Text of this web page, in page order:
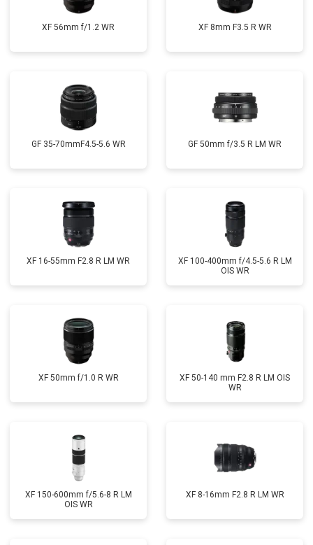
XF 56mm f/1.2 WR XF 8mm F3.5 R WR
GF 35-70mmF4.5-5.6 WR GF 50mm f/3.5 R LM WR
XF 16-55mm F2.8 R LM WR
XF 100-400mm f/4.5-5.6 R LM
OIS WR
XF 50mm f/1.0 R WR
XF 50-140 mm F2.8 R LM OIS
WR
XF 150-600mm f/5.6-8 R LM
OIS WR
XF 8-16mm F2.8 R LM WR